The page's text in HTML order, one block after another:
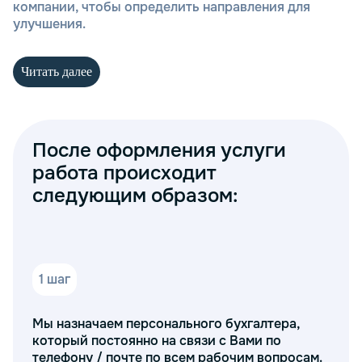
компании, чтобы определить направления для
улучшения.
Анализ финансово-хозяйственной
Оценка финансовых отчетов
Проверка бухгалтерского учета
Анализ налоговых отчетов и налоговых
Определение уровня прибыли
решения стоит принять для повышения
устойчивости и доходности бизнеса. Мы
Читать далее
После оформления услуги
работа происходит
следующим образом:
1 шаг
Мы назначаем персонального бухгалтера,
который постоянно на связи с Вами по
телефону / почте по всем рабочим вопросам.